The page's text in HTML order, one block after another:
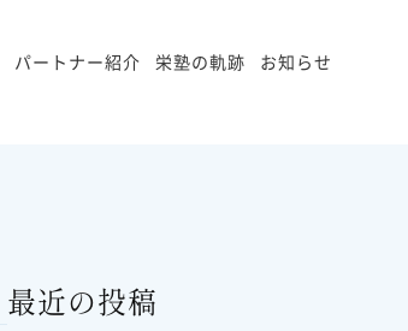
パートナー紹介 栄塾の軌跡 お知らせ
最近の投稿